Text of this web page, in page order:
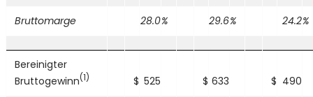
Bruttomarge 28.0% 29.6% 24.2%
Bereinigter
Bruttogewinn(1) $ 525 $ 633 $ 490